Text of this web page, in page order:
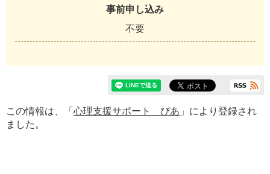
事前申し込み
不要
この情報は、「 心理支援サポート ぴあ 」により登録され
ました。